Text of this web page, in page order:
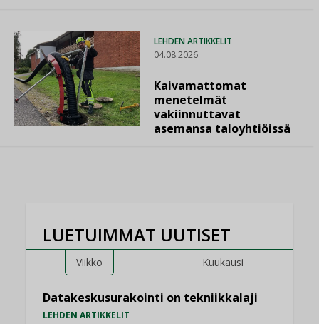
LEHDEN ARTIKKELIT
04.08.2026
Kaivamattomat
menetelmät
vakiinnuttavat
asemansa taloyhtiöissä
LUETUIMMAT UUTISET
Viikko Kuukausi
Datakeskusurakointi on tekniikkalaji
LEHDEN ARTIKKELIT